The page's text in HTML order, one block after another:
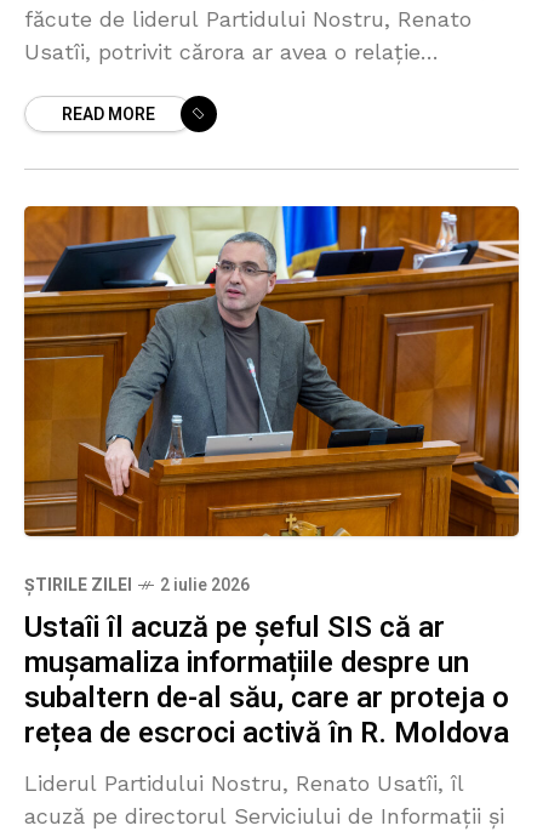
făcute de liderul Partidului Nostru, Renato
Usatîi, potrivit cărora ar avea o relație
Usatîi o prezintă drept unul
READ MORE
ȘTIRILE ZILEI 2 iulie 2026
Ustaîi îl acuză pe șeful SIS că ar
mușamaliza informațiile despre un
subaltern de-al său, care ar proteja o
rețea de escroci activă în R. Moldova
Liderul Partidului Nostru, Renato Usatîi, îl
acuză pe directorul Serviciului de Informații și